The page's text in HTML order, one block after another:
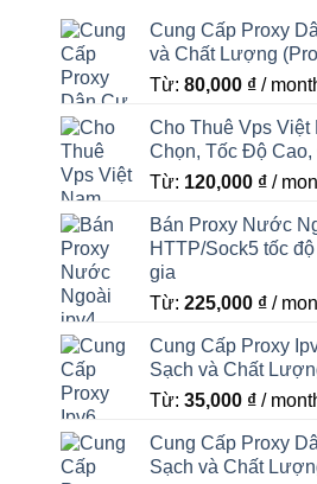
Cung Cấp Proxy
và Chất Lượng
Từ:80,000 ₫ /
Cho Thuê Vps
Chọn, Tốc Độ
Từ: 120,000 ₫ /
Bán Proxy Nước
HTTP/Sock5 tốc
gia
Từ:225,000 ₫ /
Cung Cấp Proxy
Sạch và Chất
Từ:35,000 ₫ /
Cung Cấp Proxy
Sạch và Chất